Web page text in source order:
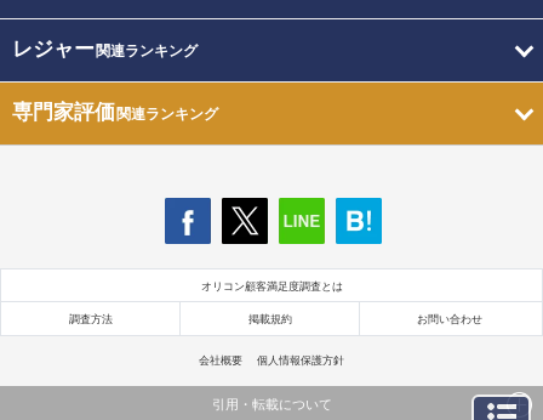
レジャー関連ランキング
専門家評価関連ランキング
オリコン顧客満足度調査とは
調査方法 掲載規約 お問い合わせ
会社概要 個人情報保護方針
引用・転載について